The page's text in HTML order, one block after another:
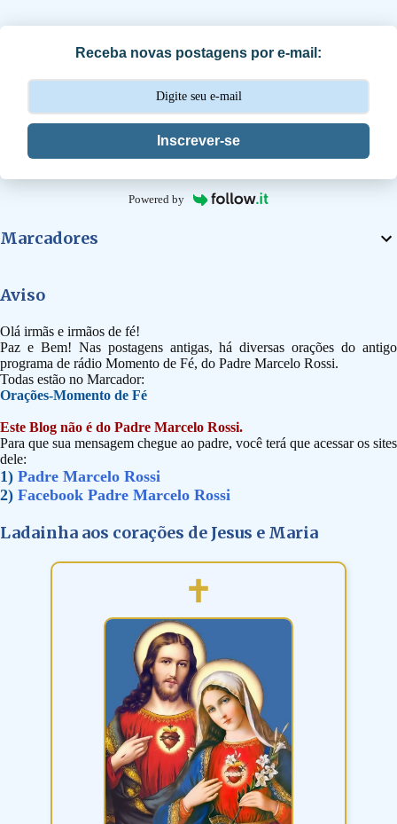
s
Receba novas postagens por e-mail:
Inscrever-se
Powered by
Marcadores
Aviso
Olá irmãs e irmãos de fé!
Paz e Bem! Nas postagens antigas, há diversas orações do antigo
programa de rádio Momento de Fé, do Padre Marcelo Rossi.
Todas estão no Marcador:
Orações-Momento de Fé
Este Blog não é do Padre Marcelo Rossi.
Para que sua mensagem chegue ao padre, você terá que acessar os sites
dele:
1) Padre Marcelo Rossi
2) Facebook Padre Marcelo Rossi
Ladainha aos corações de Jesus e Maria